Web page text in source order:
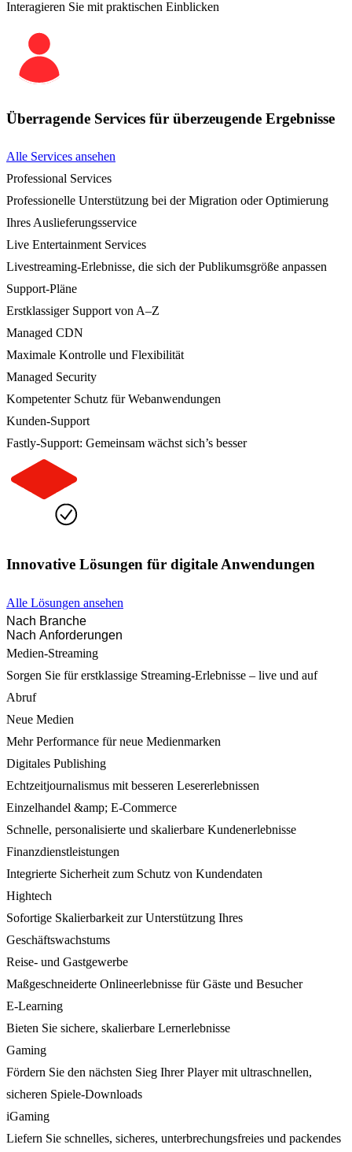
Interagieren Sie mit praktischen Einblicken
Überragende Services für überzeugende Ergebnisse
Alle Services ansehen
Professional Services
Professionelle Unterstützung bei der Migration oder Optimierung
Ihres Auslieferungsservice
Live Entertainment Services
Livestreaming-Erlebnisse, die sich der Publikumsgröße anpassen
Support-Pläne
Erstklassiger Support von A–Z
Managed CDN
Maximale Kontrolle und Flexibilität
Managed Security
Kompetenter Schutz für Webanwendungen
Kunden-Support
Fastly-Support: Gemeinsam wächst sich’s besser
Innovative Lösungen für digitale Anwendungen
Alle Lösungen ansehen
Nach Branche
Nach Anforderungen
Medien-Streaming
Sorgen Sie für erstklassige Streaming-Erlebnisse – live und auf
Abruf
Neue Medien
Mehr Performance für neue Medienmarken
Digitales Publishing
Echtzeitjournalismus mit besseren Lesererlebnissen
Einzelhandel &amp; E-Commerce
Schnelle, personalisierte und skalierbare Kundenerlebnisse
Finanzdienstleistungen
Integrierte Sicherheit zum Schutz von Kundendaten
Hightech
Sofortige Skalierbarkeit zur Unterstützung Ihres
Geschäftswachstums
Reise- und Gastgewerbe
Maßgeschneiderte Onlineerlebnisse für Gäste und Besucher
E-Learning
Bieten Sie sichere, skalierbare Lernerlebnisse
Gaming
Fördern Sie den nächsten Sieg Ihrer Player mit ultraschnellen,
sicheren Spiele-Downloads
iGaming
Liefern Sie schnelles, sicheres, unterbrechungsfreies und packendes